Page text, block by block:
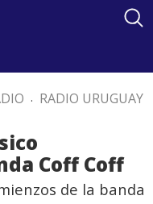
. RADIO URUGUAY
Coff Coff
de la banda